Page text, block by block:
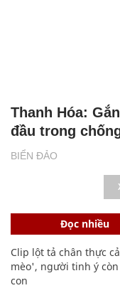
BIỂN ĐẢO
Thanh Hóa:
đầu trong
Đọc nhiều
Clip lột tả chân thực
mèo', người tinh ý
con